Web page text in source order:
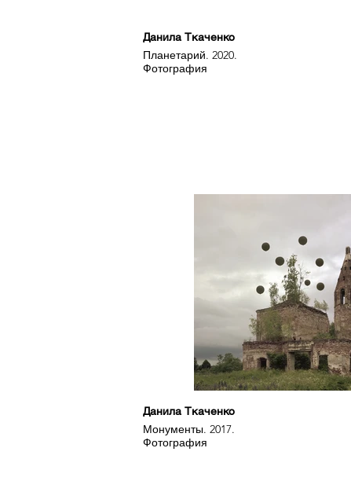
Данила Ткаченко
Планетарий. 2020.
Фотография
Данила Ткаченко
Монументы. 2017.
Фотография